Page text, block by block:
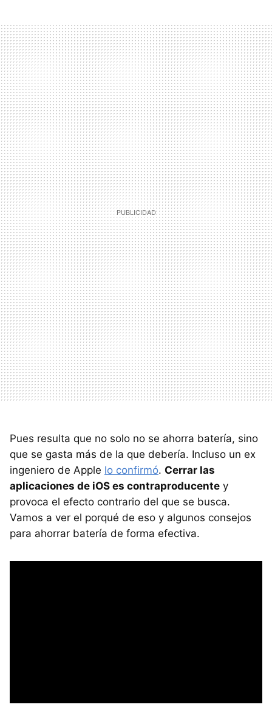
Pues resulta que no solo no se ahorra batería, sino
que se gasta más de la que debería. Incluso un ex
ingeniero de Apple lo confirmó. Cerrar las
aplicaciones de iOS es contraproducente y
provoca el efecto contrario del que se busca.
Vamos a ver el porqué de eso y algunos consejos
para ahorrar batería de forma efectiva.